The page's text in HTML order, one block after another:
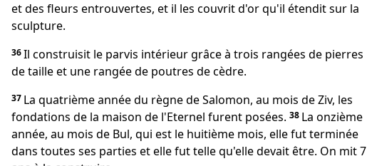
et des fleurs entrouvertes, et il les couvrit d'or qu'il étendit sur la
sculpture.
36Il construisit le parvis intérieur grâce à trois rangées de pierres
de taille et une rangée de poutres de cèdre.
37 La quatrième année du règne de Salomon, au mois de Ziv, les
fondations de la maison de l'Eternel furent posées. 38 La onzième
année, au mois de Bul, qui est le huitième mois, elle fut terminée
dans toutes ses parties et elle fut telle qu'elle devait être. On mit 7